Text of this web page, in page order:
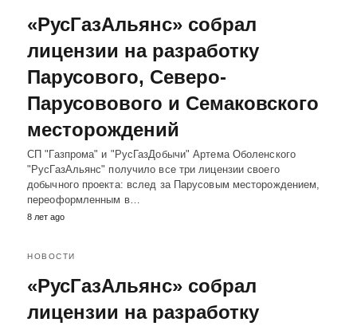
«РусГазАльянс» собрал
лицензии на разработку
Парусового, Северо-
Парусовового и Семаковского
месторождений
СП "Газпрома" и "РусГазДобычи" Артема Оболенского
"РусГазАльянс" получило все три лицензии своего
добычного проекта: вслед за Парусовым месторождением,
переоформленным в…
8 лет ago
НОВОСТИ
«РусГазАльянс» собрал
лицензии на разработку